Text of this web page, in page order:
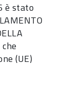
è stato
(UE)